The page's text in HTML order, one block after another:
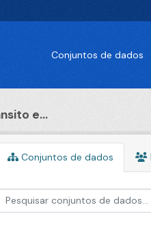
Conjuntos de dados
e...
Conjuntos de dados